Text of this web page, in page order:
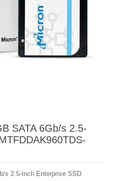
SATA 6Gb/s 2.5-
s 2.5-Inch Enterprise SSD